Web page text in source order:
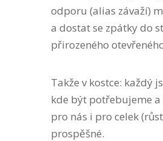
odporu (alias závaží)
a dostat se zpátky do
přirozeného
Takže v kostce: každý
kde být potřebujeme a
pro nás i pro celek
prospěšné.